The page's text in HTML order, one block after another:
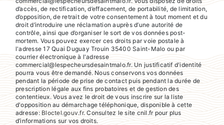
d’accès, de rectification, d’effacement, de portabilité, de limitation,
d’opposition, de retrait de votre consentement à tout moment et du
droit d’introduire une réclamation auprès d’une autorité de
contrôle, ainsi que d’organiser le sort de vos données post-
mortem. Vous pouvez exercer ces droits par voie postale à
l'adresse 17 Quai Duguay Trouin 35400 Saint-Malo ou par
courrier électronique à l'adresse
commercial@lespecheursdesaintmalo.fr. Un justificatif d'identité
pourra vous être demandé. Nous conservons vos données
pendant la période de prise de contact puis pendant la durée de
prescription légale aux fins probatoires et de gestion des
contentieux. Vous avez le droit de vous inscrire sur la liste
d'opposition au démarchage téléphonique, disponible à cette
adresse:Bloctel.gouv.fr. Consultez le site cnil.fr pour plus
d’informations sur vos droits.